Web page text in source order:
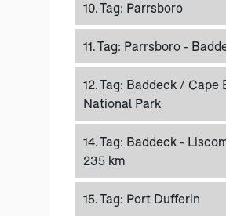
10. Tag: Parrsboro
11. Tag: Parrsboro -
12. Tag: Baddeck / Cape
National Park
14. Tag: Baddeck -
235 km
15. Tag: Port Dufferin